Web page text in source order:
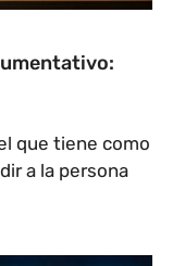
que tiene como
a la persona